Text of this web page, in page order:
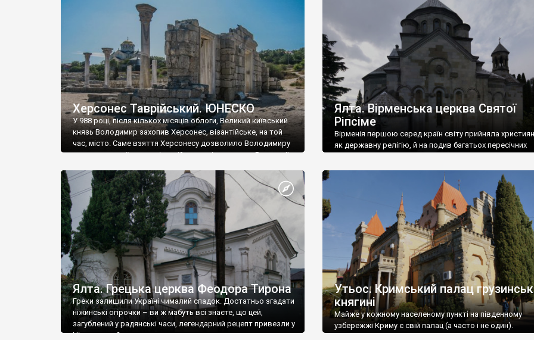
візантійської доби. Раритети викрадені з фондів об’єкту
культурної спадщини ЮНЕСКО «Херсонеса Таврійського».
Офіційно – на виставку «Золото Візантії», але експерти та
влада в Україні вважають це лише […]
називаються «повстяками» (postaki)…” “Вино. Крим
виробляє відмінне вино і його вдосталь: воно все
легке біле і дуже […]
Херсонес Таврійський. ЮНЕСКО
У 988 році, після кількох місяців облоги, Великий київський
князь Володимир захопив Херсонес, візантійське, на той
час, місто. Саме взяття Херсонесу дозволило Володимиру
диктувати свої умови візантійському імператору Василю ІІ,
Херсонесі Володимир-язичник, став Василем-
християнином. А потім було Хрещення Русі. На честь
Херсонесу Таврійського названо місто […]
Ялта. Вірменська церква Святої
Ріпсіме
Вірменія першою серед країн світу прийняла
як державну релігію, й на подив багатьох пересічних
Ялта. Грецька церква Феодора Тирона
Греки залишили Україні чималий спадок. Достатньо згадати
ніжинські огірочки – ви ж мабуть всі знаєте, що цей,
загублений у радянські часи, легендарний рецепт привезли у
Ніжин греки?
Утьос. Кримський палац
княгині
Майже у кожному населеному пункті на південному
узбережжі Криму є свій палац (а часто і не один).